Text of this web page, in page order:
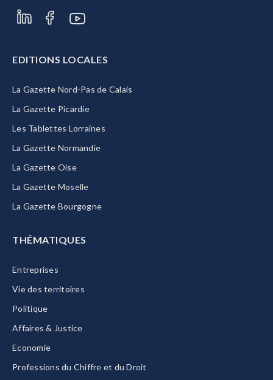
EDITIONS LOCALES
La Gazette Nord-Pas de Calais
La Gazette Picardie
Les Tablettes Lorraines
La Gazette Normandie
La Gazette Oise
La Gazette Moselle
La Gazette Bourgogne
THÉMATIQUES
Entreprises
Vie des territoires
Politique
Affaires & Justice
Economie
Professions du Chiffre et du Droit